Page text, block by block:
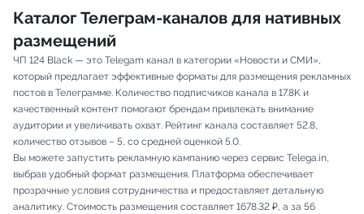
Каталог Телеграм-каналов для нативных
размещений
ЧП 124 Black — это Telegam канал в категории «Новости и СМИ»,
который предлагает эффективные форматы для размещения рекламных
постов в Телеграмме. Количество подписчиков канала в 17.8K и
качественный контент помогают брендам привлекать внимание
аудитории и увеличивать охват. Рейтинг канала составляет 52.8,
количество отзывов – 5, со средней оценкой 5.0.
Вы можете запустить рекламную кампанию через сервис Telega.in,
выбрав удобный формат размещения. Платформа обеспечивает
прозрачные условия сотрудничества и предоставляет детальную
аналитику. Стоимость размещения составляет 1678.32 ₽, а за 56